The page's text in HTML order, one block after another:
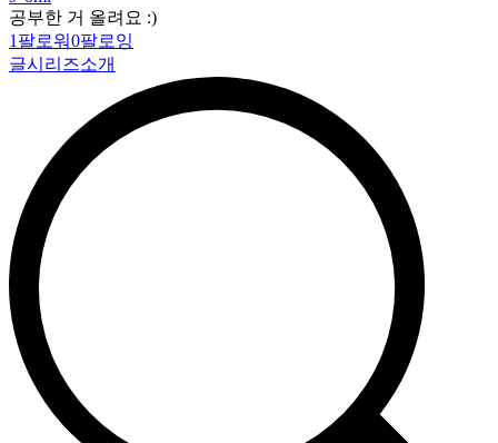
공부한 거 올려요 :)
1 팔로워0팔로잉
글시리즈소개